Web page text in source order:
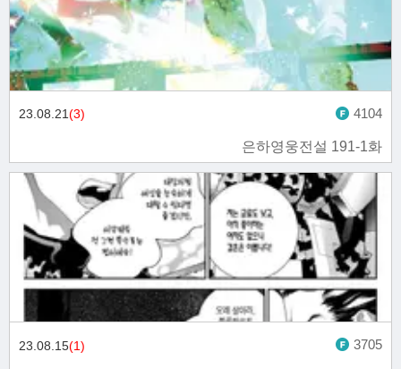
은하영웅전설 191-1화
23.08.21(3) 4104
23.08.15(1) 3705